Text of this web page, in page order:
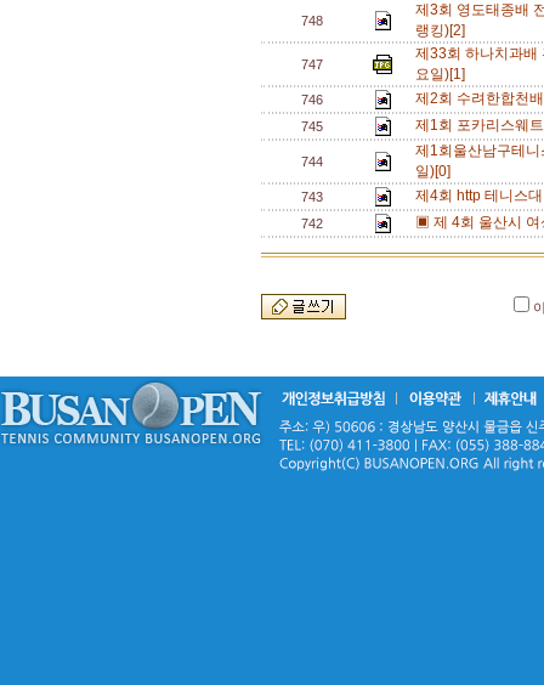
748
제3회 영도태종배
랭킹)[2]
747
제33회 하나치과배
요일)[1]
746 제2회 수려한합천
745 제1회 포카리스웨
744
제1회울산남구테
일)[0]
743 제4회 http 테니스
742 ▣ 제 4회 울산시